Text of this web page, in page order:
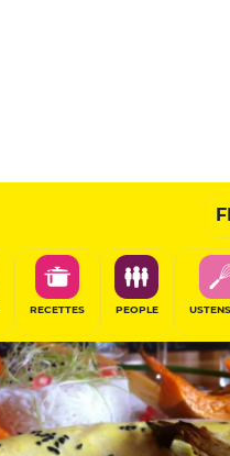
RECETTES PEOPLE